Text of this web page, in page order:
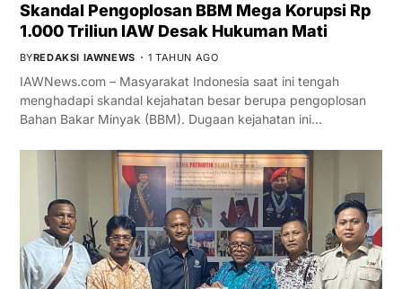
Skandal Pengoplosan BBM Mega Korupsi Rp
1.000 Triliun IAW Desak Hukuman Mati
BYREDAKSI IAWNEWS 1 TAHUN AGO
IAWNews.com – Masyarakat Indonesia saat ini tengah
menghadapi skandal kejahatan besar berupa pengoplosan
Bahan Bakar Minyak (BBM). Dugaan kejahatan ini…